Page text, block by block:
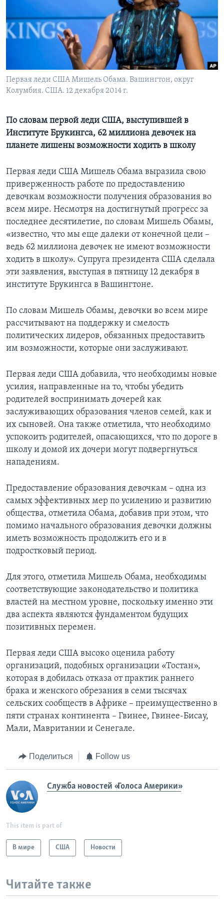
Learning English
СОЦИАЛЬНЫЕ СЕТИ
Языки
Первая леди США Мишель Обама. Вашингтон, округ
Колумбия. США. 12 декабря 2014 г.
По словам первой леди США, выступившей в
Институте Брукингса, 62 миллиона девочек на
планете лишены возможности ходить в школу
Первая леди США Мишель Обама выразила свою
приверженность работе по предоставлению
девочкам возможности получения образования во
всем мире. Несмотря на достигнутый прогресс за
последнее десятилетие, по словам Мишель Обамы,
«известно, что мы еще далеки от конечной цели –
ведь 62 миллиона девочек не имеют возможности
ходить в школу». Супруга президента США сделала
эти заявления, выступая в пятницу 12 декабря в
институте Брукингса в Вашингтоне.
По словам Мишель Обамы, девочки во всем мире
рассчитывают на поддержку и смелость
политических лидеров, обязанных предоставить
им возможности, которые они заслуживают.
Первая леди США добавила, что необходимы новые
усилия, направленные на то, чтобы убедить
родителей воспринимать дочерей как
заслуживающих образования членов семей, как и
их сыновей. Она также отметила, что необходимо
успокоить родителей, опасающихся, что по дороге в
школу и домой их дочери могут подвергнуться
нападениям.
Предоставление образования девочкам – одна из
самых эффективных мер по усилению и развитию
общества, отметила Обама, добавив при этом, что
помимо начального образования девочки должны
иметь возможность продолжить его и в
подростковый период.
Для этого, отметила Мишель Обама, необходимы
соответствующие законодательство и политика
властей на местном уровне, поскольку именно эти
два аспекта являются фундаментом будущих
позитивных перемен.
Первая леди США высоко оценила работу
организаций, подобных организации «Тостан»,
которая в добилась отказа от практик раннего
брака и женского обрезания в семи тысячах
сельских сообществ в Африке – преимущественно в
пяти странах континента – Гвинее, Гвинее-Бисау,
Мали, Мавритании и Сенегале.
Поделиться Follow us
Служба новостей «Голоса Америки»
This item is part of
В мире США Новости
Читайте также